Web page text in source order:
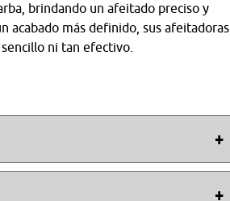
brindando un afeitado preciso y
acabado más definido, sus afeitadoras
ni tan efectivo.
depende del gusto de la persona.